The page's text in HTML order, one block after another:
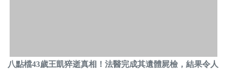
八點檔43歲王凱猝逝真相！法醫完成其遺體屍檢，結果令人